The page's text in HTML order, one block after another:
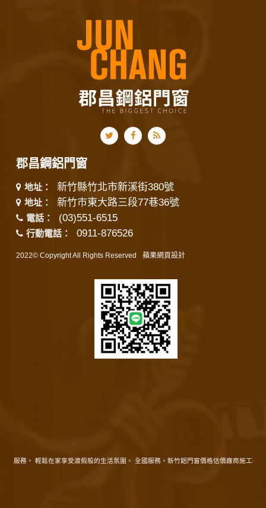
郡昌鋼鋁門窗
地址： 新竹縣竹北市新溪街380號
地址： 新竹市東大路三段77巷36號
電話： (03)551-6515
行動電話： 0911-876526
2022© Copyright All Rights Reserved 蘋果網頁設計
地服務。 輕鬆在家享受渡假般的生活氛圍。 全國服務。新竹鋁門窗價格估價廠商施工精